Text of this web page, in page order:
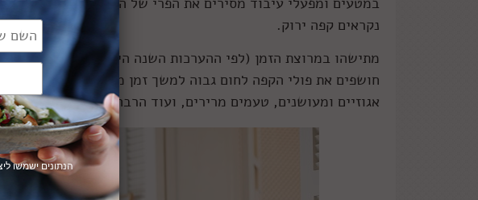
נקראים קפה ירוק.
מתישהו במרוצת הזמן (לפי ההערכות השנה הייתה אלף לספירה
חושפים את פולי הקפה לחום גבוה למשך זמן ממושך הטעם שלהם
אגוזיים ומעושנים, טעמים מרירים, ועוד הרבה מאוד אופי
הנתונים ישמשו